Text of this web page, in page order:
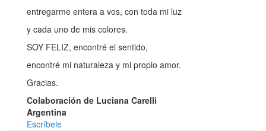
entregarme entera a vos, con toda mi luz
y cada uno de mis colores.
SOY FELIZ, encontré el sentido,
encontré mi naturaleza y mi propio amor.
Gracias.
Colaboración de Luciana Carelli
Argentina
Escríbele